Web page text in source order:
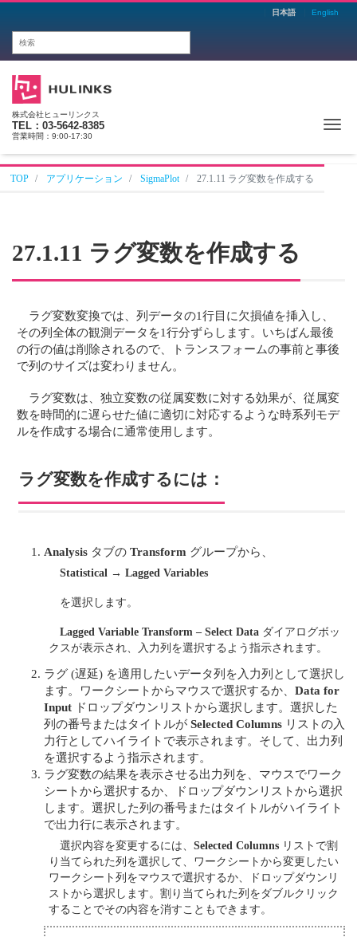
日本語 English
株式会社ヒューリンクス
TEL：03-5642-8385
営業時間：9:00-17:30
TOP アプリケーション SigmaPlot 27.1.11 ラグ変数を作成する
27.1.11 ラグ変数を作成する
ラグ変数変換では、列データの1行目に欠損値を挿入し、
その列全体の観測データを1行分ずらします。いちばん最後
の行の値は削除されるので、トランスフォームの事前と事後
で列のサイズは変わりません。
ラグ変数は、独立変数の従属変数に対する効果が、従属変
数を時間的に遅らせた値に適切に対応するような時系列モデ
ルを作成する場合に通常使用します。
ラグ変数を作成するには：
Analysis タブの Transform グループから、
Statistical →Lagged Variables
を選択します。
Lagged Variable Transform – Select Data ダイアログボッ
クスが表示され、入力列を選択するよう指示されます。
ラグ (遅延) を適用したいデータ列を入力列として選択し
ます。ワークシートからマウスで選択するか、 Data for
Input ドロップダウンリストから選択します。選択した
列の番号またはタイトルが Selected Columns リストの入
力行としてハイライトで表示されます。そして、出力列
を選択するよう指示されます。
ラグ変数の結果を表示させる出力列を、マウスでワーク
シートから選択するか、ドロップダウンリストから選択
します。選択した列の番号またはタイトルがハイライト
で出力行に表示されます。
選択内容を変更するには、Selected Columns リストで割
り当てられた列を選択して、ワークシートから変更したい
ワークシート列をマウスで選択するか、ドロップダウンリ
ストから選択します。割り当てられた列をダブルクリック
することでその内容を消すこともできます。